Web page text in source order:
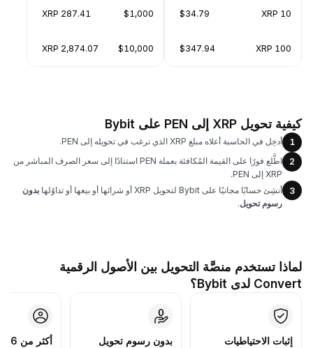
10 XRP
$34.79
100 XRP
$347.94
$1,000
287.41 XRP
$10,000
2,874.07 XRP
كيفية تحويل XRP إلى PEN على Bybit
1
أدخِل في الحاسبة أعلاه مبلغ XRP الذي ترغب في تحويله إلى PEN.
2
اطَّلع فورًا على القيمة المُكافئة بعملة PEN استنادًا إلى سعر الصرف المباشر من
XRP إلى PEN.
3
أنشِئ حسابًا مجانيًا على Bybit لتحويل XRP أو شرائها أو بيعها أو تداوُلها
بدون
رسوم تحويل.
لماذا تستخدم منصَّة التحويل بين الأصول الرقمية
Convert لدى Bybit؟
إثبات الاحتياطيات
بدون رسوم تحويل